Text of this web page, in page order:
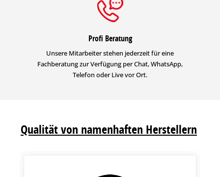
Profi Beratung
Unsere Mitarbeiter stehen jederzeit für eine
Fachberatung zur Verfügung per Chat, WhatsApp,
Telefon oder Live vor Ort.
Qualität von namenhaften Herstellern